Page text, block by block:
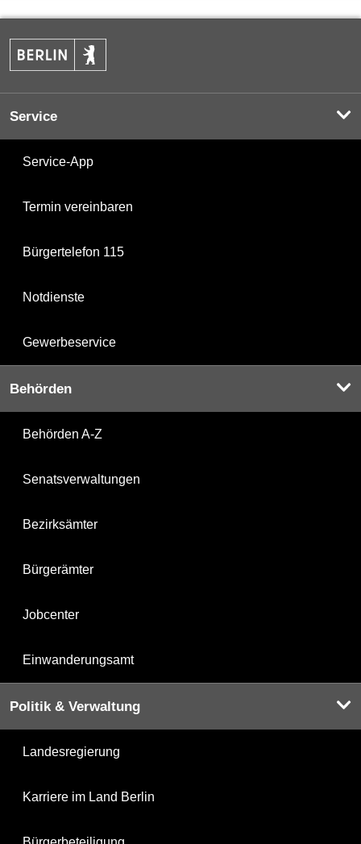
Service
Service-App
Termin vereinbaren
Bürgertelefon 115
Notdienste
Gewerbeservice
Behörden
Behörden A-Z
Senatsverwaltungen
Bezirksämter
Bürgerämter
Jobcenter
Einwanderungsamt
Politik & Verwaltung
Landesregierung
Karriere im Land Berlin